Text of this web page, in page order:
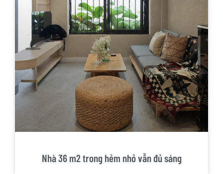
Nhà 36 m2 trong hẻm nhỏ vẫn đủ sáng